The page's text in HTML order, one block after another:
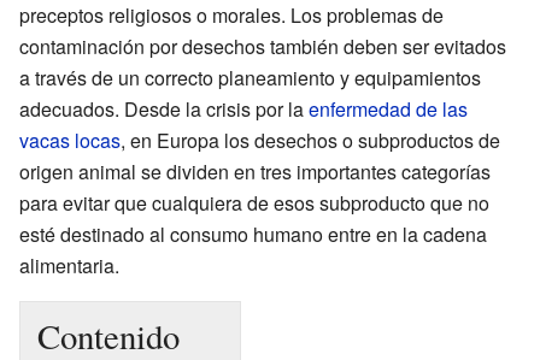
preceptos religiosos o morales. Los problemas de
contaminación por desechos también deben ser evitados
a través de un correcto planeamiento y equipamientos
adecuados. Desde la crisis por laenfermedad de las
vacas locas, en Europa los desechos o subproductos de
origen animal se dividen en tres importantes categorías
para evitar que cualquiera de esos subproducto que no
esté destinado al consumo humano entre en la cadena
alimentaria.
Contenido